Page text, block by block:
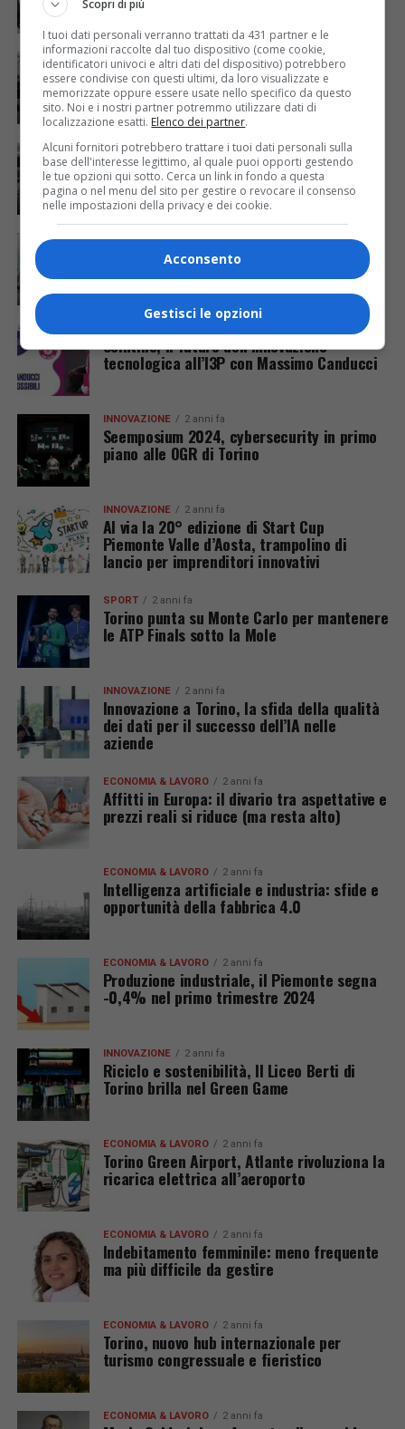
INNOVAZIONE 2 anni fa
Università e lavoro, l’importanza delle
competenze digitali
ECONOMIA & LAVORO 2 anni fa
Flessione dell’export in Piemonte (-2,1%)
nel primo trimestre 2024
ECONOMIA & LAVORO 2 anni fa
Torino, le grandi convention internazionali
al Lingotto Fiere
Scintille, il futuro dell’innovazione
tecnologica all’I3P con Massimo Canducci
INNOVAZIONE 2 anni fa
Seemposium 2024, cybersecurity in primo
piano alle OGR di Torino
INNOVAZIONE 2 anni fa
Al via la 20° edizione di Start Cup
Piemonte Valle d’Aosta, trampolino di
lancio per imprenditori innovativi
SPORT 2 anni fa
Torino punta su Monte Carlo per mantenere
le ATP Finals sotto la Mole
INNOVAZIONE 2 anni fa
Innovazione a Torino, la sfida della qualità
dei dati per il successo dell’IA nelle
aziende
ECONOMIA & LAVORO 2 anni fa
Affitti in Europa: il divario tra aspettative e
prezzi reali si riduce (ma resta alto)
ECONOMIA & LAVORO 2 anni fa
Intelligenza artificiale e industria: sfide e
opportunità della fabbrica 4.0
ECONOMIA & LAVORO 2 anni fa
Produzione industriale, il Piemonte segna
-0,4% nel primo trimestre 2024
INNOVAZIONE 2 anni fa
Riciclo e sostenibilità, Il Liceo Berti di
Torino brilla nel Green Game
ECONOMIA & LAVORO 2 anni fa
Torino Green Airport, Atlante rivoluziona la
ricarica elettrica all’aeroporto
ECONOMIA & LAVORO 2 anni fa
Indebitamento femminile: meno frequente
ma più difficile da gestire
ECONOMIA & LAVORO 2 anni fa
Torino, nuovo hub internazionale per
turismo congressuale e fieristico
ECONOMIA & LAVORO 2 anni fa
Scopri di più
I tuoi dati personali verranno trattati da 431 partner e le
informazioni raccolte dal tuo dispositivo (come cookie,
identificatori univoci e altri dati del dispositivo) potrebbero
essere condivise con questi ultimi, da loro visualizzate e
memorizzate oppure essere usate nello specifico da questo
sito. Noi e i nostri partner potremmo utilizzare dati di
localizzazione esatti. Elenco dei partner.
Alcuni fornitori potrebbero trattare i tuoi dati personali sulla
base dell'interesse legittimo, al quale puoi opporti gestendo
le tue opzioni qui sotto. Cerca un link in fondo a questa
pagina o nel menu del sito per gestire o revocare il consenso
nelle impostazioni della privacy e dei cookie.
Acconsento
Gestisci le opzioni